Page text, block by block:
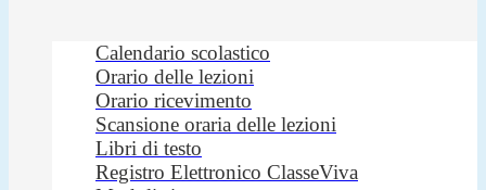
Calendario scolastico
Orario delle lezioni
Orario ricevimento
Scansione oraria delle lezioni
Libri di testo
Registro Elettronico ClasseViva